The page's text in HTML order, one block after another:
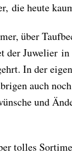
die heute
über
der Juwelier
In der
auch
und
tolles